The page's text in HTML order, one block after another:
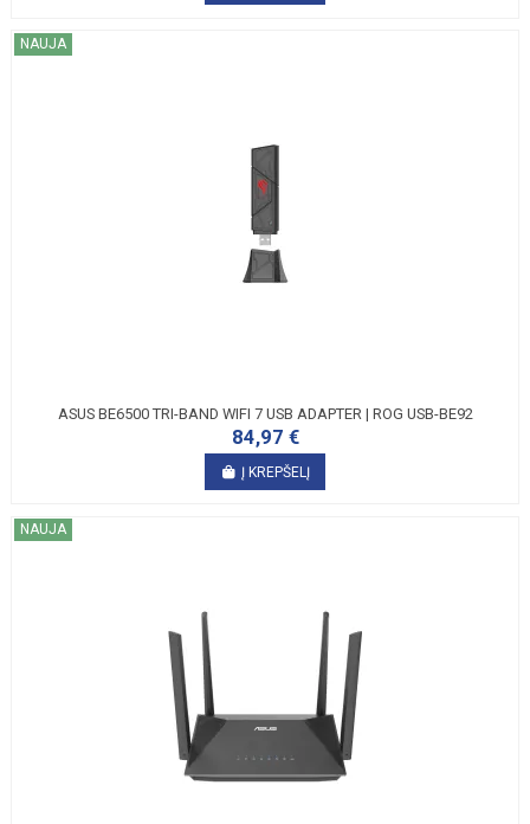
NAUJA
ASUS BE6500 TRI-BAND WIFI 7 USB ADAPTER | ROG USB-BE92
84,97 €
Į KREPŠELĮ
NAUJA